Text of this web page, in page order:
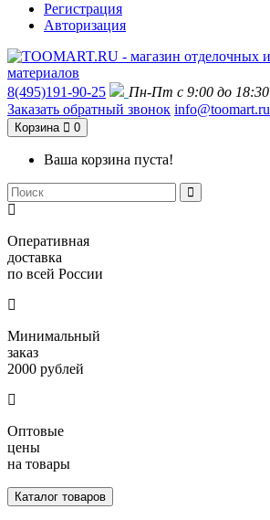
Регистрация
Авторизация
8(495)191-90-25
Пн-Пт с 9:00 до 18:30
Заказать обратный звонок info@toomart.ru
Корзина 0
Ваша корзина пуста!
Оперативная
доставка
по всей России
Минимальный
заказ
2000 рублей
Оптовые
цены
на товары
Каталог товаров